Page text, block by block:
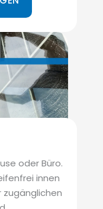
oder Büro.
innen
zugänglichen